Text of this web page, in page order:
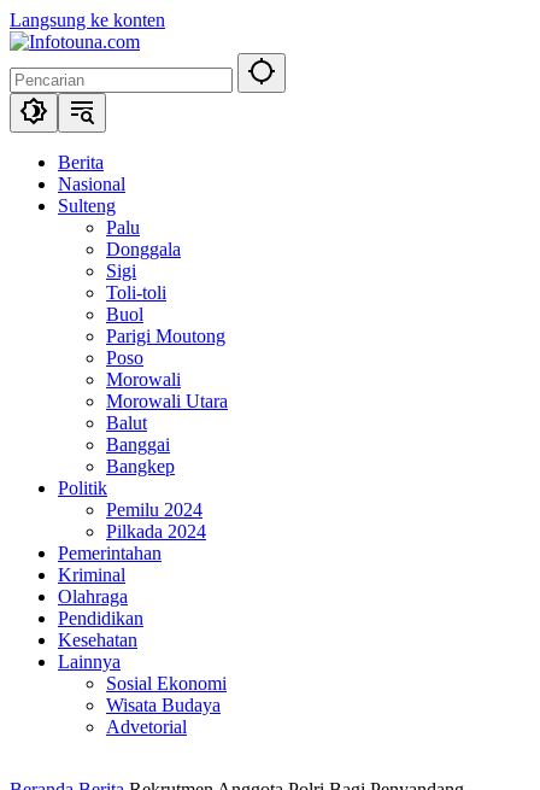
Langsung ke konten
Berita
Nasional
Sulteng
Palu
Donggala
Sigi
Toli-toli
Buol
Parigi Moutong
Poso
Morowali
Morowali Utara
Balut
Banggai
Bangkep
Politik
Pemilu 2024
Pilkada 2024
Pemerintahan
Kriminal
Olahraga
Pendidikan
Kesehatan
Lainnya
Sosial Ekonomi
Wisata Budaya
Advetorial